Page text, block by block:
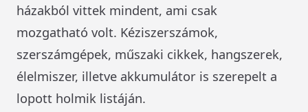
házakból vittek mindent, ami csak
mozgatható volt. Kéziszerszámok,
szerszámgépek, műszaki cikkek, hangszerek,
élelmiszer, illetve akkumulátor is szerepelt a
lopott holmik listáján.